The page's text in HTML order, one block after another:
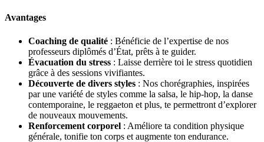
Avantages
Coaching de qualité : Bénéficie de l’expertise de nos
professeurs diplômés d’État, prêts à te guider.
Évacuation du stress : Laisse derrière toi le stress quotidien
grâce à des sessions vivifiantes.
Découverte de divers styles : Nos chorégraphies, inspirées
par une variété de styles comme la salsa, le hip-hop, la danse
contemporaine, le reggaeton et plus, te permettront d’explorer
de nouveaux mouvements.
Renforcement corporel : Améliore ta condition physique
générale, tonifie ton corps et augmente ton endurance.